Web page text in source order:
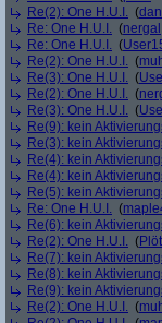
Re(2): One H.U.I. (
Re: One H.U.I. (nergal
Re: One H.U.I. (
Re(2): One H.U.I. (
Re(3): One H.U.I. (
Re(2): One H.U.I. (
Re(3): One H.U.I. (
Re(9): kein
Re(3): kein
Re(4): kein
Re(4): kein
Re(5): kein
Re: One H.U.I. (
Re(6): kein
Re(2): One H.U.I. (
Re(7): kein
Re(8): kein
Re(9): kein
Re(2): One H.U.I. (